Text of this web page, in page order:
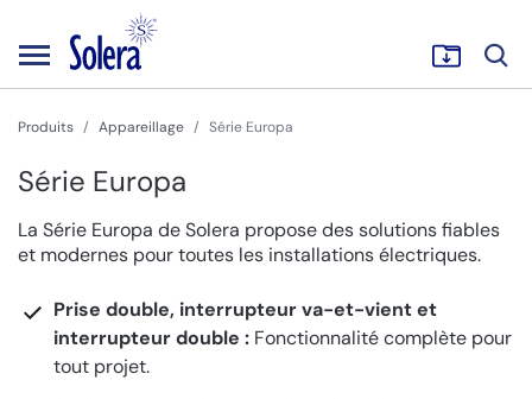
Produits Appareillage Série Europa
Série Europa
La Série Europa de Solera propose des solutions fiables
et modernes pour toutes les installations électriques.
Prise double, interrupteur va-et-vient et
interrupteur double : Fonctionnalité complète pour
tout projet.